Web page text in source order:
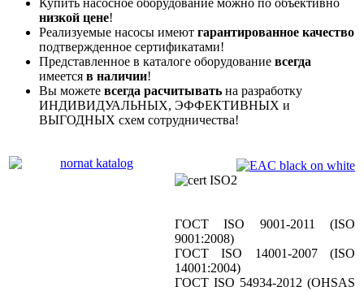
Купить насосное оборудование можно по объективно
низкой цене!
Реализуемые насосы имеют гарантированное качество
подтвержденное сертификатами!
Представленное в каталоге оборудование всегда
имеется в наличии!
Вы можете всегда расчитывать на разработку
ИНДИВИДУАЛЬНЫХ, ЭФФЕКТИВНЫХ и
ВЫГОДНЫХ схем сотрудничества!
ГОСТ ISO 9001-2011 (ISO
9001:2008)
ГОСТ ISO 14001-2007 (ISO
14001:2004)
ГОСТ ISO 54934-2012 (OHSAS